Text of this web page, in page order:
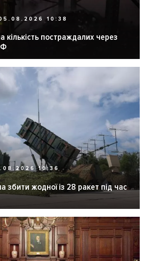
10:38
кількість постраждалих через
10:36
збити жодної із 28 ракет під час